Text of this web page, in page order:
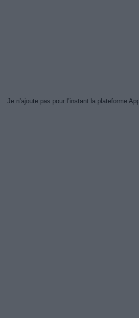
Je n’ajoute pas pour l’instant la plateforme